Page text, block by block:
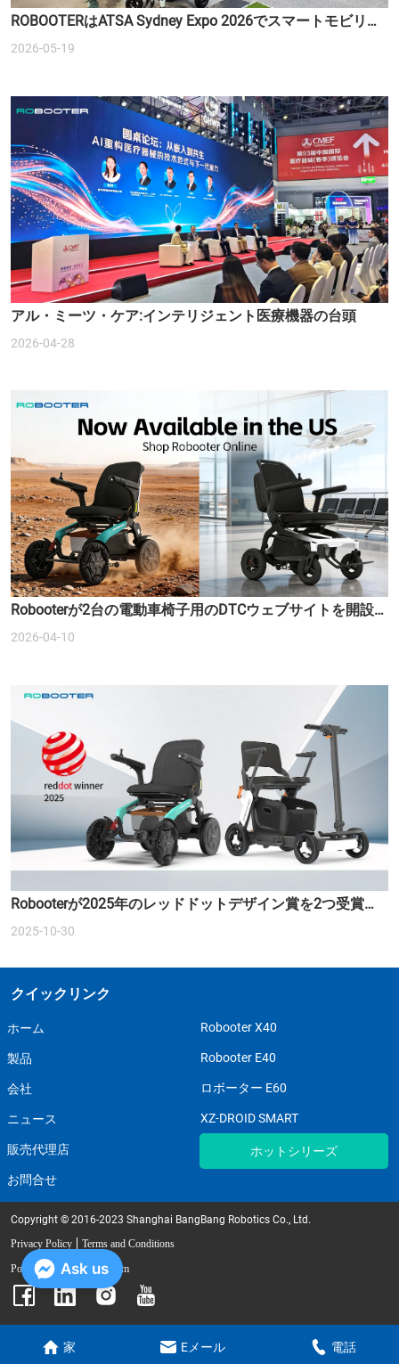
ROBOOTERはATSA Sydney Expo 2026でスマートモビリテ
ィソリューションを紹介します
2026-05-19
アル・ミーツ・ケア:インテリジェント医療機器の台頭
2026-04-28
Robooterが2台の電動車椅子用のDTCウェブサイトを開設
しました。
2026-04-10
Robooterが2025年のレッドドットデザイン賞を2つ受賞
し、スマートモビリティの未来を再定義しました。
2025-10-30
家 Eメール 電話
クイックリンク
ホーム
製品
会社
ニュース
販売代理店
お問合せ
Robooter X40
Robooter E40
ロボーター E60
XZ-DROID SMART
ホットシリーズ
Copyright © 2016-2023 Shanghai BangBang Robotics Co., Ltd.
Privacy Policy
Terms and Conditions
Powered by iglobalwin.com
Ask us